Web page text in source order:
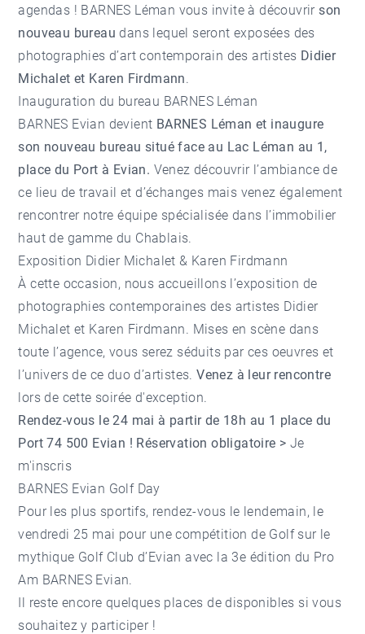
agendas ! BARNES Léman vous invite à découvrirson
nouveau bureau dans lequel seront exposées des
photographies d’art contemporain des artistes Didier
Michalet et Karen Firdmann.
Inauguration du bureau BARNES Léman
BARNES Evian devient BARNES Léman et inaugure
son nouveau bureau situé face au Lac Léman au 1,
place du Port à Evian. Venez découvrir l’ambiance de
ce lieu de travail et d’échanges mais venez également
rencontrer notre équipe spécialisée dans l’immobilier
haut de gamme du Chablais.
Exposition Didier Michalet & Karen Firdmann
À cette occasion, nous accueillons l’exposition de
photographies contemporaines des artistes Didier
Michalet et Karen Firdmann. Mises en scène dans
toute l’agence, vous serez séduits par ces oeuvres et
l’univers de ce duo d’artistes.Venez à leur rencontre
lors de cette soirée d'exception.
Rendez-vous le 24 mai à partir de 18h au 1 place du
Port 74 500 Evian ! Réservation obligatoire > Je
m'inscris
BARNES Evian Golf Day
Pour les plus sportifs, rendez-vous le lendemain, le
vendredi 25 mai pour une compétition de Golf sur le
mythique Golf Club d’Evian avec la 3e édition du Pro
Am BARNES Evian.
Il reste encore quelques places de disponibles si vous
souhaitez y participer !